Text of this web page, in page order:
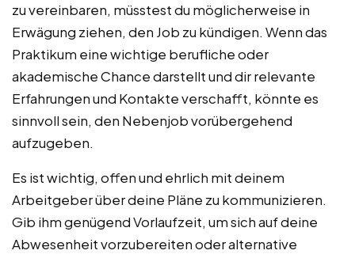
zu vereinbaren, müsstest du möglicherweise in
Erwägung ziehen, den Job zu kündigen. Wenn das
Praktikum eine wichtige berufliche oder
akademische Chance darstellt und dir relevante
Erfahrungen und Kontakte verschafft, könnte es
sinnvoll sein, den Nebenjob vorübergehend
aufzugeben.
Es ist wichtig, offen und ehrlich mit deinem
Arbeitgeber über deine Pläne zu kommunizieren.
Gib ihm genügend Vorlaufzeit, um sich auf deine
Abwesenheit vorzubereiten oder alternative